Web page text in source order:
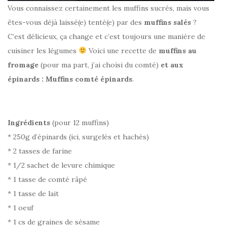
Vous connaissez certainement les muffins sucrés, mais vous
êtes-vous déjà laissé(e) tenté(e) par des muffins salés ?
C’est délicieux, ça change et c’est toujours une manière de
cuisiner les légumes
Voici une recette de muffins au
fromage (pour ma part, j’ai choisi du comté) et aux
épinards : Muffins comté épinards.
Ingrédients (pour 12 muffins)
* 250g d’épinards (ici, surgelés et hachés)
* 2 tasses de farine
* 1/2 sachet de levure chimique
* 1 tasse de comté râpé
* 1 tasse de lait
* 1 oeuf
* 1 cs de graines de sésame